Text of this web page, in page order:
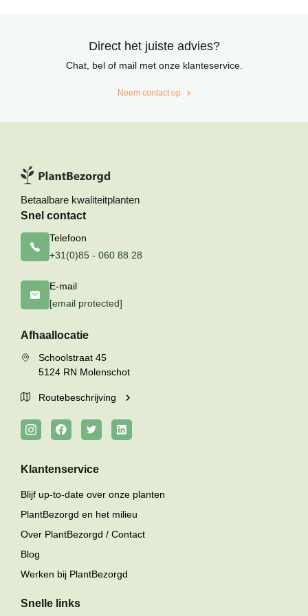
Direct het juiste advies?
Chat, bel of mail met onze klanteservice.
Neem contact op
Betaalbare kwaliteitplanten
Snel contact
Telefoon
+31(0)85 - 060 88 28
E-mail
[email protected]
Afhaallocatie
Schoolstraat 45
5124 RN Molenschot
Routebeschrijving
Klantenservice
Blijf up-to-date over onze planten
PlantBezorgd en het milieu
Over PlantBezorgd / Contact
Blog
Werken bij PlantBezorgd
Snelle links